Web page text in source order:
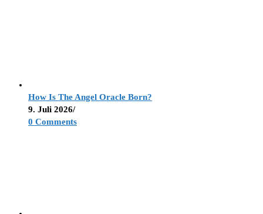
How Is The Angel Oracle Born?
9. Juli 2026/
0 Comments